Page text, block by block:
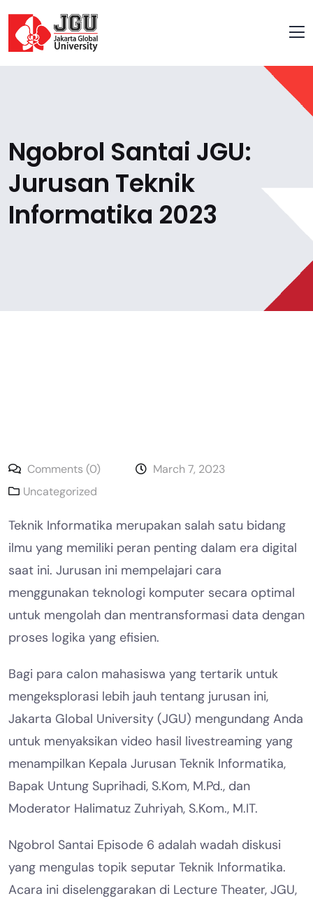
Ngobrol Santai JGU:
Jurusan Teknik
Informatika 2023
Comments (0)
March 7, 2023
Uncategorized
Teknik Informatika merupakan salah satu bidang
ilmu yang memiliki peran penting dalam era digital
saat ini. Jurusan ini mempelajari cara
menggunakan teknologi komputer secara optimal
untuk mengolah dan mentransformasi data dengan
proses logika yang efisien.
Bagi para calon mahasiswa yang tertarik untuk
mengeksplorasi lebih jauh tentang jurusan ini,
Jakarta Global University (JGU) mengundang Anda
untuk menyaksikan video hasil livestreaming yang
menampilkan Kepala Jurusan Teknik Informatika,
Bapak Untung Suprihadi, S.Kom, M.Pd., dan
Moderator Halimatuz Zuhriyah, S.Kom., M.IT.
Ngobrol Santai Episode 6 adalah wadah diskusi
yang mengulas topik seputar Teknik Informatika.
Acara ini diselenggarakan di Lecture Theater, JGU,